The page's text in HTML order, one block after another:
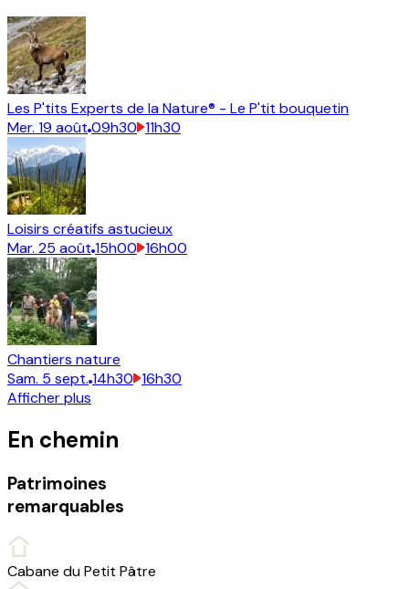
Les P'tits Experts de la Nature® - Le P'tit bouquetin
Mer. 19 août 09h30 11h30
Loisirs créatifs astucieux
Mar. 25 août 15h00 16h00
Chantiers nature
Sam. 5 sept. 14h30 16h30
Afficher plus
En chemin
Patrimoines
remarquables
Cabane du Petit Pâtre